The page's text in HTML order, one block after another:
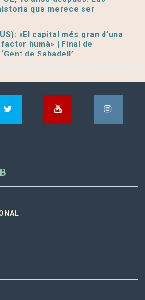
que merece ser
«El capital més gran d’una
humà» | Final de
de Sabadell’